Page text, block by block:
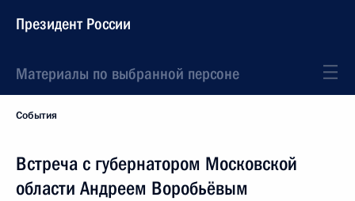
Президент России
Материалы по выбранной персоне
События
Встреча с губернатором Московской
области Андреем Воробьёвым